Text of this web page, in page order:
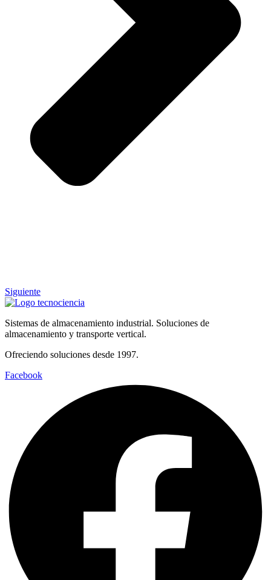
Siguiente
Sistemas de almacenamiento industrial. Soluciones de
almacenamiento y transporte vertical.
Ofreciendo soluciones desde 1997.
Facebook